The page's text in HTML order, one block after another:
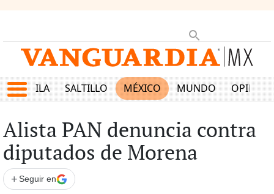
COAHUILA SALTILLO MÉXICO MUNDO OPINIÓN
Alista PAN denuncia contra
diputados de Morena
+ Seguir en